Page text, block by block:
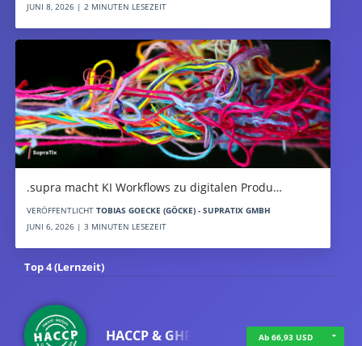
JUNI 8, 2026 | 2 MINUTEN LESEZEIT
.supra macht KI Workflows zu digitalen Produ…
VERÖFFENTLICHT TOBIAS GOECKE (GÖCKE) - SUPRATIX GMBH
JUNI 6, 2026 | 3 MINUTEN LESEZEIT
Top 4 (Lernzeit)
HACCP & GHP Ab 66,93 USD